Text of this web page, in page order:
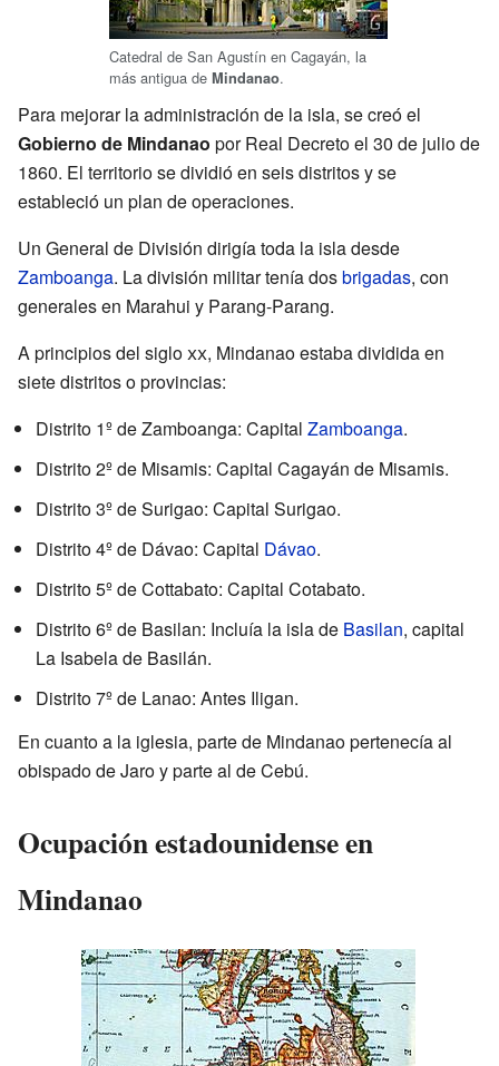
Catedral de San Agustín en Cagayán, la
más antigua de Mindanao.
Para mejorar la administración de la isla, se creó el
Gobierno de Mindanao por Real Decreto el 30 de julio de
1860. El territorio se dividió en seis distritos y se
estableció un plan de operaciones.
Un General de División dirigía toda la isla desde
Zamboanga. La división militar tenía dosbrigadas, con
generales en Marahui y Parang-Parang.
A principios del sigloxx, Mindanao estaba dividida en
siete distritos o provincias:
Distrito 1º de Zamboanga: Capital Zamboanga.
Distrito 2º de Misamis: Capital Cagayán de Misamis.
Distrito 3º de Surigao: Capital Surigao.
Distrito 4º de Dávao: Capital Dávao.
Distrito 5º de Cottabato: Capital Cotabato.
Distrito 6º de Basilan: Incluía la isla de Basilan, capital
La Isabela de Basilán.
Distrito 7º de Lanao: Antes Iligan.
En cuanto a la iglesia, parte de Mindanao pertenecía al
obispado de Jaro y parte al de Cebú.
Ocupación estadounidense en
Mindanao